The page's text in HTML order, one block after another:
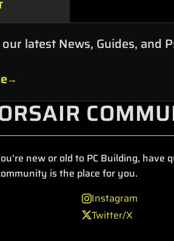
latest News, Guides, and
new or old to PC Building,
is the place for you.
Instagram
Twitter/X